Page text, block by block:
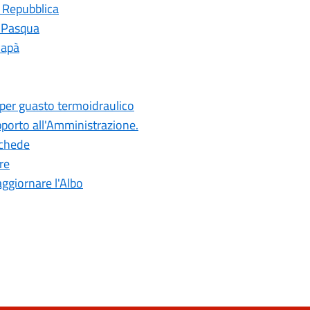
guasto termoidraulico
all'Amministrazione.
l'Albo